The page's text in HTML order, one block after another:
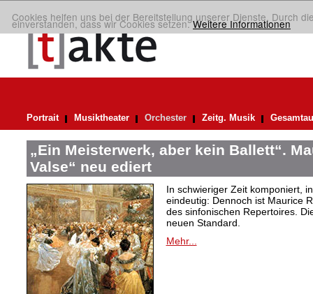
Cookies helfen uns bei der Bereitstellung unserer Dienste. Durch
einverstanden, dass wir Cookies setzen.Weitere Informationen
Portrait Musiktheater Orchester Zeitg. Musik
„Ein Meisterwerk, aber kein Ballett“.
Valse“ neu ediert
In schwieriger Zeit komponiert,
eindeutig: Dennoch ist Maurice
des sinfonischen Repertoires.
neuen Standard.
Mehr...